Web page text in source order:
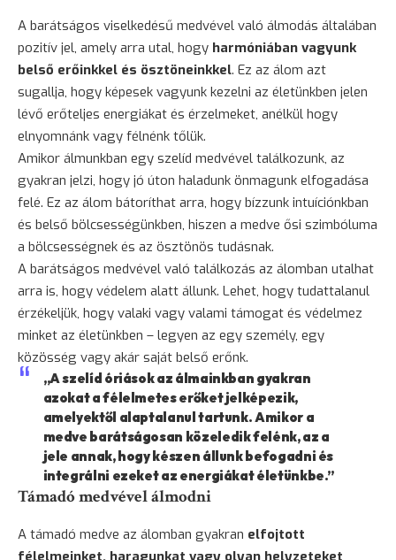
A barátságos viselkedésű medvével való álmodás általában
pozitív jel, amely arra utal, hogy harmóniában vagyunk
belső erőinkkel és ösztöneinkkel. Ez az álom azt
sugallja, hogy képesek vagyunk kezelni az életünkben jelen
lévő erőteljes energiákat és érzelmeket, anélkül hogy
elnyomnánk vagy félnénk tőlük.
Amikor álmunkban egy szelíd medvével találkozunk, az
gyakran jelzi, hogy jó úton haladunk önmagunk elfogadása
felé. Ez az álom bátoríthat arra, hogy bízzunk intuíciónkban
és belső bölcsességünkben, hiszen a medve ősi szimbóluma
a bölcsességnek és az ösztönös tudásnak.
A barátságos medvével való találkozás az álomban utalhat
arra is, hogy védelem alatt állunk. Lehet, hogy tudattalanul
érzékeljük, hogy valaki vagy valami támogat és védelmez
minket az életünkben – legyen az egy személy, egy
közösség vagy akár saját belső erőnk.
„A szelíd óriások az álmainkban gyakran
azokat a félelmetes erőket jelképezik,
amelyektől alaptalanul tartunk. Amikor a
medve barátságosan közeledik felénk, az a
jele annak, hogy készen állunk befogadni és
integrálni ezeket az energiákat életünkbe.”
Támadó medvével álmodni
A támadó medve az álomban gyakran elfojtott
félelmeinket, haragunkat vagy olyan helyzeteket